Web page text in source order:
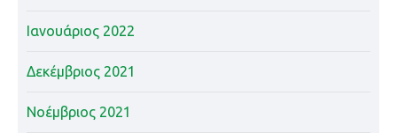
Ιανουάριος 2022
Δεκέμβριος 2021
Νοέμβριος 2021